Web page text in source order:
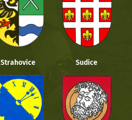
Strahovice Sudice